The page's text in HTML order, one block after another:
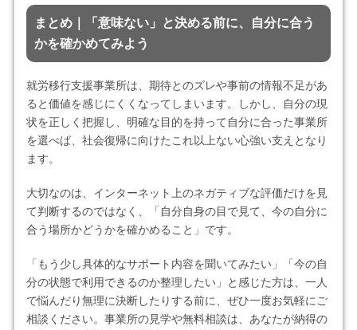
まとめ｜「意味ない」と決める前に、自分に合う
かを確かめてみよう
就労移行支援事業所は、期待とのズレや事前の情報不足があ
ると価値を感じにくくなってしまいます。しかし、自分の現
状を正しく把握し、明確な目的を持って自分に合った事業所
を選べば、社会復帰に向けたこれ以上ない心強い支えとなり
ます。
大切なのは、インターネット上のネガティブな評価だけを見
て判断するのではなく、「自分自身の目で見て、今の自分に
合う場所かどうかを確かめること」です。
「もう少し具体的なサポート内容を聞いてみたい」「今の自
分の状態で利用できるのか整理したい」と感じた方は、一人
で悩んだり無理に決断したりする前に、ぜひ一度お気軽にご
相談ください。事業所の見学や無料相談は、あなたが納得の